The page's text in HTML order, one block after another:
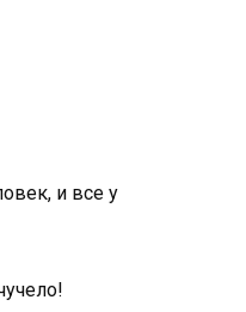
и все у